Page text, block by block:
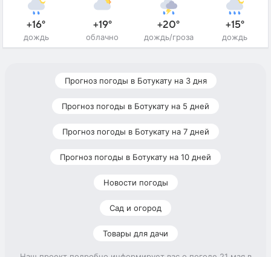
+16°
дождь
+19°
облачно
+20°
дождь/гроза
+15°
дождь
Прогноз погоды в Ботукату на 3 дня
Прогноз погоды в Ботукату на 5 дней
Прогноз погоды в Ботукату на 7 дней
Прогноз погоды в Ботукату на 10 дней
Новости погоды
Сад и огород
Товары для дачи